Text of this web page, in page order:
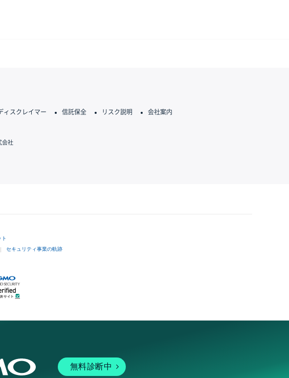
ィスクレイマー 信託保全 リスク説明 会社案内
会社
セキュリティ事業の軌跡
無料診断中